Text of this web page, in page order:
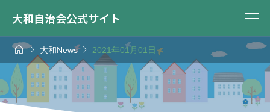
大和自治会公式サイト
 大和News 2021年01月01日